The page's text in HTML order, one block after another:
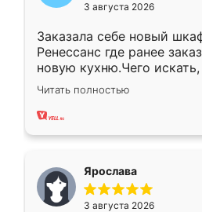
3 августа 2026
Заказала себе новый
Ренессанс где ранее
новую кухню.Чего
вполне довольна. Служит
два года, нареканий нет.
Читать полностью
Ярослава
3 августа 2026